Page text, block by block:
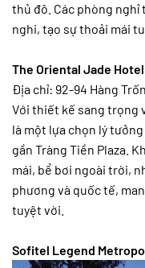
thủ đô. Các phòng nghỉ
nghi, tạo sự thoải mái
The Oriental Jade Hotel
Địa chỉ: 92-94 Hàng
Với thiết kế sang trọng
là một lựa chọn lý
gần Tràng Tiền Plaza.
mái, bể bơi ngoài trời,
phương và quốc tế,
tuyệt vời.
Sofitel Legend